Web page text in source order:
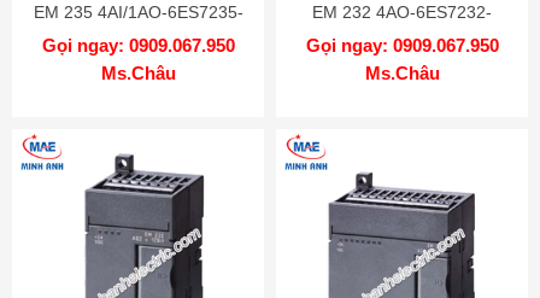
EM 235 4AI/1AO-6ES7235-
0KD22-0XA0
Gọi ngay: 0909.067.950
Ms.Châu
EM 232 4AO-6ES7232-
0HD22-0XA0
Gọi ngay: 0909.067.950
Ms.Châu